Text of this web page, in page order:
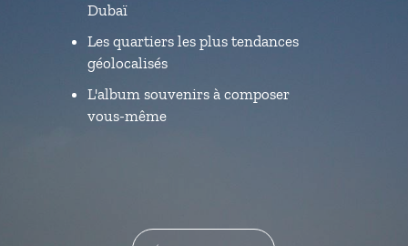
Dubaï
Les quartiers les plus tendances
géolocalisés
L'album souvenirs à composer
vous-même